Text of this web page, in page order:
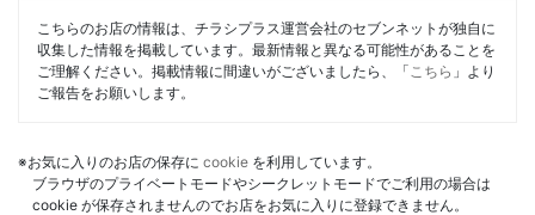
こちらのお店の情報は、チラシプラス運営会社のセブンネットが独自に
収集した情報を掲載しています。最新情報と異なる可能性があることを
ご理解ください。掲載情報に間違いがございましたら、「 こちら 」より
ご報告をお願いします。
※お気に入りのお店の保存に cookie を利用しています。
ブラウザのプライベートモードやシークレットモードでご利用の場合は
cookie が保存されませんのでお店をお気に入りに登録できません。